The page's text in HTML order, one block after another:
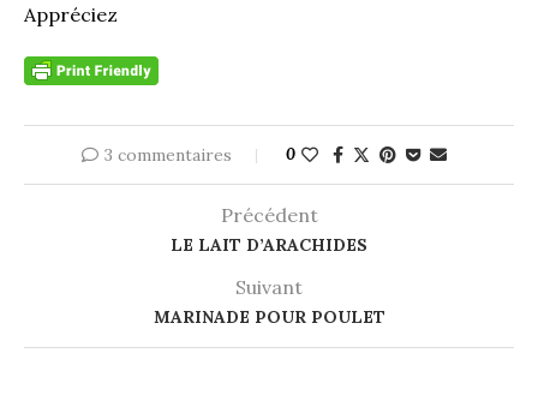
Appréciez
3 commentaires 0
Précédent
LE LAIT D’ARACHIDES
Suivant
MARINADE POUR POULET